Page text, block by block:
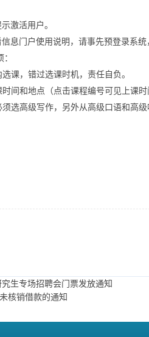
激活用户。
息门户使用说明，请事先预登录系统
课，错过选课时机，责任自负。
间和地点（点击课程编号可见上课
选高级写作，另外从高级口语和高
生专场招聘会门票发放通知
核销借款的通知